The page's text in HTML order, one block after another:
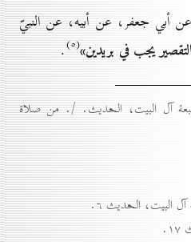
أبي جعفر، عن أبيه، عن النبيّ
يجب في بريدين»(٥) .
٤٥۲ بحسب طبعة آل البيت، الحديث. /. من صلاة